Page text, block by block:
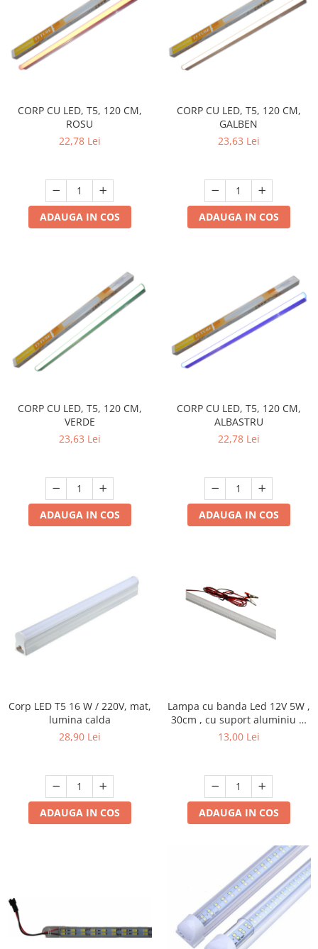
CORP CU LED, T5, 120 CM,
ROSU
22,78 Lei
ADAUGA IN COS
CORP CU LED, T5, 120 CM,
GALBEN
23,63 Lei
ADAUGA IN COS
CORP CU LED, T5, 120 CM,
VERDE
23,63 Lei
ADAUGA IN COS
CORP CU LED, T5, 120 CM,
ALBASTRU
22,78 Lei
ADAUGA IN COS
Corp LED T5 16 W / 220V, mat,
lumina calda
28,90 Lei
ADAUGA IN COS
Lampa cu banda Led 12V 5W ,
30cm , cu suport aluminiu si
clesti de conectare
13,00 Lei
ADAUGA IN COS